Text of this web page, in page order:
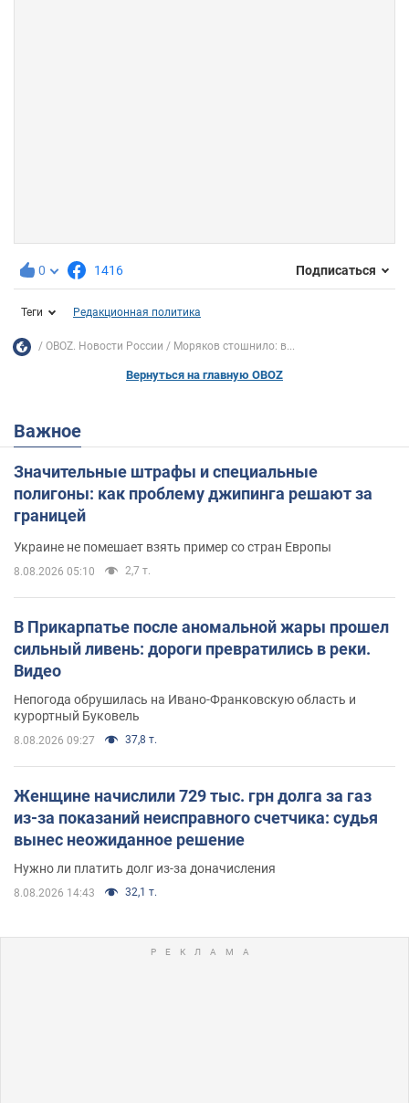
0 1416 Подписаться
Теги Редакционная политика
OBOZ. Новости России Моряков стошнило: в...
Вернуться на главную OBOZ
Важное
Значительные штрафы и специальные
полигоны: как проблему джипинга решают за
границей
Украине не помешает взять пример со стран Европы
8.08.2026 05:10 2,7 т.
В Прикарпатье после аномальной жары прошел
сильный ливень: дороги превратились в реки.
Видео
Непогода обрушилась на Ивано-Франковскую область и
курортный Буковель
8.08.2026 09:27 37,8 т.
Женщине начислили 729 тыс. грн долга за газ
из-за показаний неисправного счетчика: судья
вынес неожиданное решение
Нужно ли платить долг из-за доначисления
8.08.2026 14:43 32,1 т.